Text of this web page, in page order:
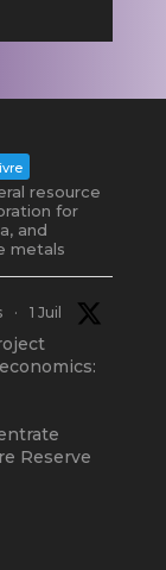
resource
for
and
metals
· 1 Juil
Reserve